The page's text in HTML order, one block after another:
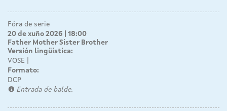
Fóra de serie
20 de xuño 2026 | 18:00
Father Mother Sister Brother
Versión lingüística:
VOSE
Formato:
DCP
Entrada de balde.